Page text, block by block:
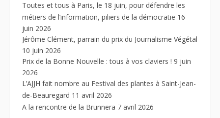
Toutes et tous à Paris, le 18 juin, pour défendre les
métiers de l’information, piliers de la démocratie 16
juin 2026
Jérôme Clément, parrain du prix du Journalisme Végétal
10 juin 2026
Prix de la Bonne Nouvelle : tous à vos claviers ! 9 juin
2026
L’AJJH fait nombre au Festival des plantes à Saint-Jean-
de-Beauregard 11 avril 2026
A la rencontre de la Brunnera 7 avril 2026